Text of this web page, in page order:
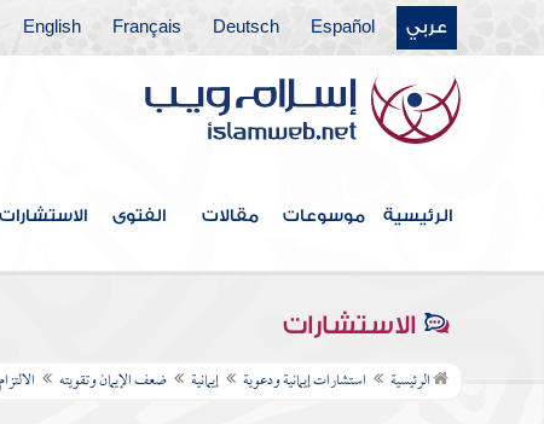
عربي Español
Deutsch
Français
English
الرئيسية موسوعات مقالات الفتوى الاستشارات
الاستشارات
الرئيسية استشارات إيمانية ودعوية إيمانية ضعف الإيمان وتقويته